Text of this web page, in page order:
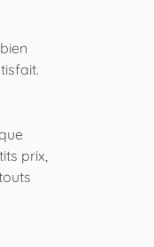
prix,